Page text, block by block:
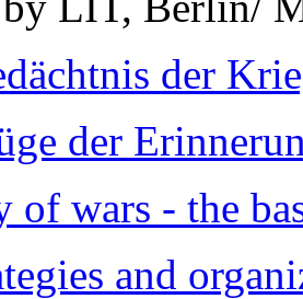
der
der
of wars - the
and